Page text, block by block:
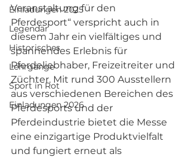
Einladungen 2025
Legendär
Historisches
Lehrgänge
Sport in Rot
Einladungen 2026
Veranstaltung für den
Pferdesport“ verspricht auch in
diesem Jahr ein vielfältiges und
spannendes Erlebnis für
Pferdeliebhaber, Freizeitreiter und
Züchter. Mit rund 300 Ausstellern
aus verschiedenen Bereichen des
Pferdesports und der
Pferdeindustrie bietet die Messe
eine einzigartige Produktvielfalt
und fungiert erneut als